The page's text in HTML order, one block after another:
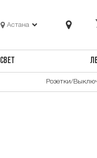
Астана
СВЕТ
Розетки/